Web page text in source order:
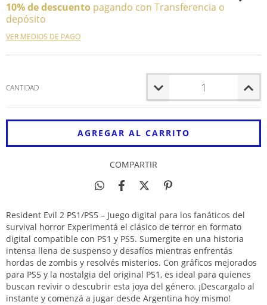
10% de descuento pagando con Transferencia o
depósito
VER MEDIOS DE PAGO
CANTIDAD
COMPARTIR
Resident Evil 2 PS1/PS5 – Juego digital para los fanáticos del
survival horror Experimentá el clásico de terror en formato
digital compatible con PS1 y PS5. Sumergite en una historia
intensa llena de suspenso y desafíos mientras enfrentás
hordas de zombis y resolvés misterios. Con gráficos mejorados
para PS5 y la nostalgia del original PS1, es ideal para quienes
buscan revivir o descubrir esta joya del género. ¡Descargalo al
instante y comenzá a jugar desde Argentina hoy mismo!